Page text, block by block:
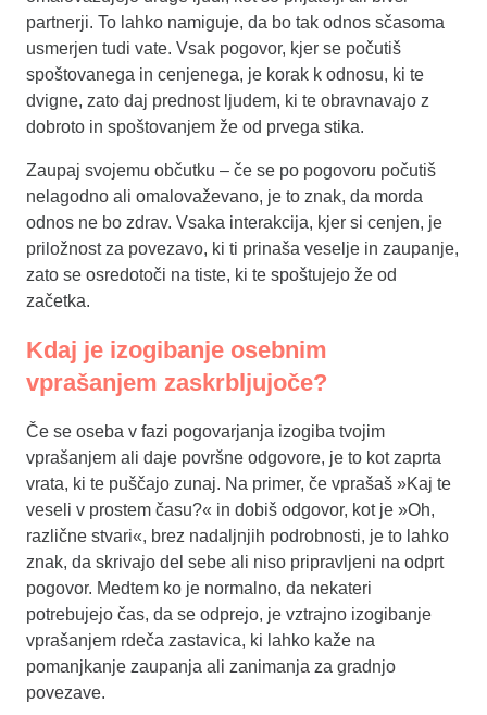
partnerji. To lahko namiguje, da bo tak odnos sčasoma
usmerjen tudi vate. Vsak pogovor, kjer se počutiš
spoštovanega in cenjenega, je korak k odnosu, ki te
dvigne, zato daj prednost ljudem, ki te obravnavajo z
dobroto in spoštovanjem že od prvega stika.
Zaupaj svojemu občutku – če se po pogovoru počutiš
nelagodno ali omalovaževano, je to znak, da morda
odnos ne bo zdrav. Vsaka interakcija, kjer si cenjen, je
priložnost za povezavo, ki ti prinaša veselje in zaupanje,
zato se osredotoči na tiste, ki te spoštujejo že od
začetka.
Kdaj je izogibanje osebnim
vprašanjem zaskrbljujoče?
Če se oseba v fazi pogovarjanja izogiba tvojim
vprašanjem ali daje površne odgovore, je to kot zaprta
vrata, ki te puščajo zunaj. Na primer, če vprašaš »Kaj te
veseli v prostem času?« in dobiš odgovor, kot je »Oh,
različne stvari«, brez nadaljnjih podrobnosti, je to lahko
znak, da skrivajo del sebe ali niso pripravljeni na odprt
pogovor. Medtem ko je normalno, da nekateri
potrebujejo čas, da se odprejo, je vztrajno izogibanje
vprašanjem rdeča zastavica, ki lahko kaže na
pomanjkanje zaupanja ali zanimanja za gradnjo
povezave.